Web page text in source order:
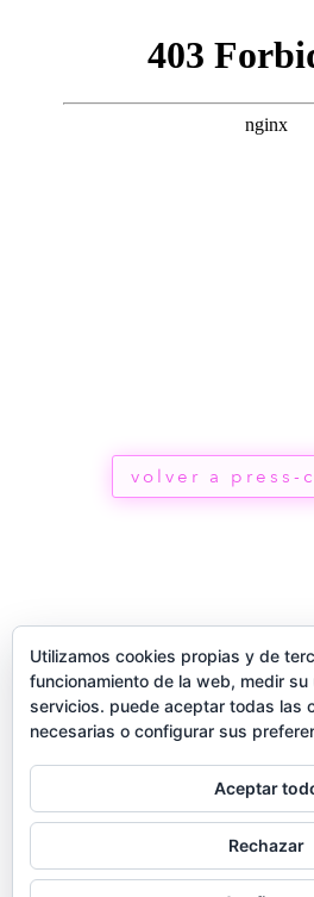
volver a press-
®
2026
Utilizamos cookies propias y de
funcionamiento de la web, medir
servicios. puede aceptar todas las
necesarias o configurar sus
Aceptar
Rechazar